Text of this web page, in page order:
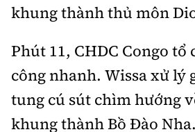
soạn
khung thành thủ môn
Phút 11, CHDC Congo tổ
công nhanh. Wissa xử lý
tung cú sút chìm hướng
khung thành Bồ Đào